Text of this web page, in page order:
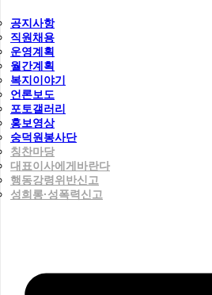
공지사항
직원채용
운영계획
월간계획
복지이야기
언론보도
포토갤러리
홍보영상
숭덕원봉사단
칭찬마당
대표이사에게바란다
행동강령위반신고
성희롱·성폭력신고